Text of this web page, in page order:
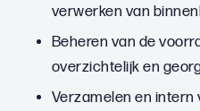
verwerken van
Beheren van de
overzichtelijk en
Verzamelen en intern